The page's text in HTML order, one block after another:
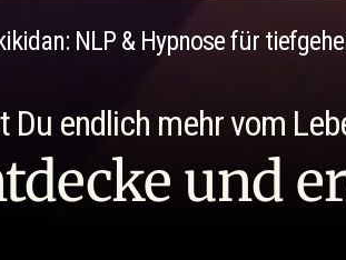
kikidan: NLP & Hypnose für
Du endlich mehr vom
und